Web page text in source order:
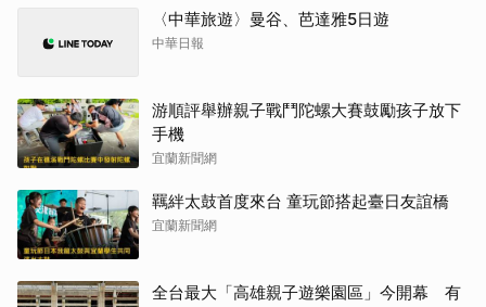
〈中華旅遊〉曼谷、芭達雅5日遊
中華日報
游順評舉辦親子戰鬥陀螺大賽鼓勵孩子放下
手機
宜蘭新聞網
羈絆太鼓首度來台 童玩節搭起臺日友誼橋
宜蘭新聞網
全台最大「高雄親子遊樂園區」今開幕 有